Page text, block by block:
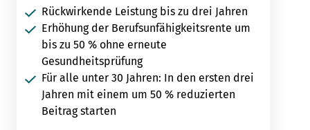
Rückwirkende Leistung bis zu drei Jahren
Erhöhung der Berufsunfähigkeitsrente um
bis zu 50 % ohne erneute
Gesundheitsprüfung
Für alle unter 30 Jahren: In den ersten drei
Jahren mit einem um 50 % reduzierten
Beitrag starten